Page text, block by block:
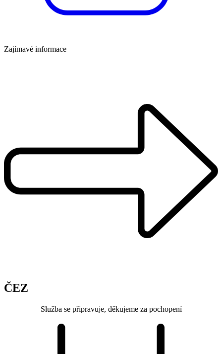
Zajímavé informace
ČEZ
Služba se připravuje, děkujeme za pochopení